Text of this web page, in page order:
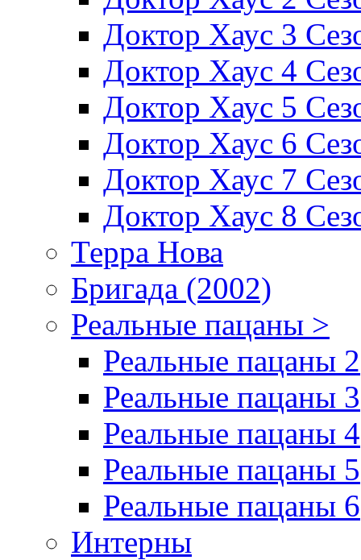
Доктор Хаус 3
Доктор Хаус 4
Доктор Хаус 5
Доктор Хаус 6
Доктор Хаус 7
Доктор Хаус 8
Терра Нова
Бригада (2002)
Реальные пацаны >
Реальные пацаны 2
Реальные пацаны 3
Реальные пацаны 4
Реальные пацаны 5
Реальные пацаны 6
Интерны